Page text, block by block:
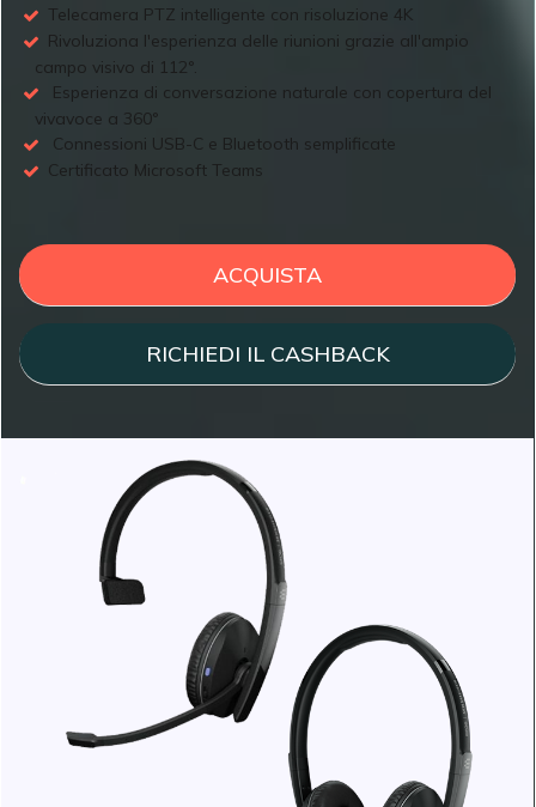
Telecamera PTZ intelligente con risoluzione 4K
Rivoluziona l'esperienza delle riunioni grazie all'ampio
campo visivo di 112°.
Esperienza di conversazione naturale con copertura del
vivavoce a 360°
Connessioni USB-C e Bluetooth semplificate
Certificato Microsoft Teams
ACQUISTA
RICHIEDI IL CASHBACK